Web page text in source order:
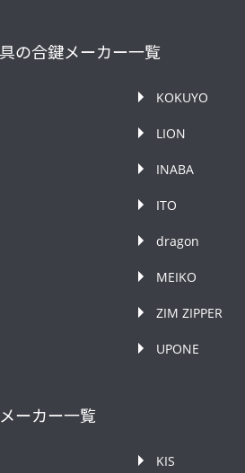
の合鍵メーカー一覧
KOKUYO
LION
INABA
ITO
dragon
MEIKO
ZIM ZIPPER
UPONE
ーカー一覧
KIS